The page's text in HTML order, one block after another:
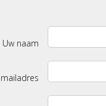
Uw naam